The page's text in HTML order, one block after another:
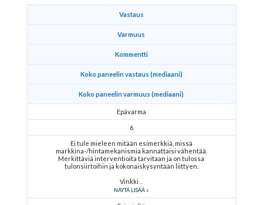
Vastaus
Varmuus
Kommentti
Koko paneelin vastaus (mediaani)
Koko paneelin varmuus (mediaani)
Epävarma
6
Ei tule mieleen mitään esimerkkiä, missä
markkina-/hintamekanismia kannattaisi vähentää.
Merkittäviä interventioita tarvitaan ja on tulossa
tulonsiirtoihin ja kokonaiskysyntään liittyen.
Vinkki
NÄYTÄ LISÄÄ